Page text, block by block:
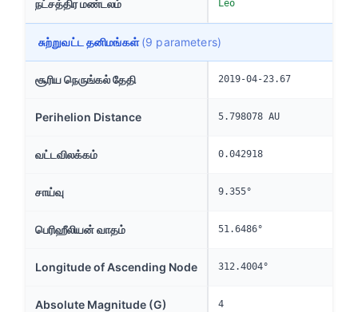
நட்சத்திர மண்டலம் Leo
சுற்றுவட்ட தனிமங்கள்(9 parameters)
சூரிய நெருங்கல் தேதி 2019-04-23.67
Perihelion Distance 5.798078 AU
வட்டவிலக்கம் 0.042918
சாய்வு 9.355°
பெரிஹீலியன் வாதம் 51.6486°
Longitude of Ascending Node 312.4004°
Absolute Magnitude (G) 4